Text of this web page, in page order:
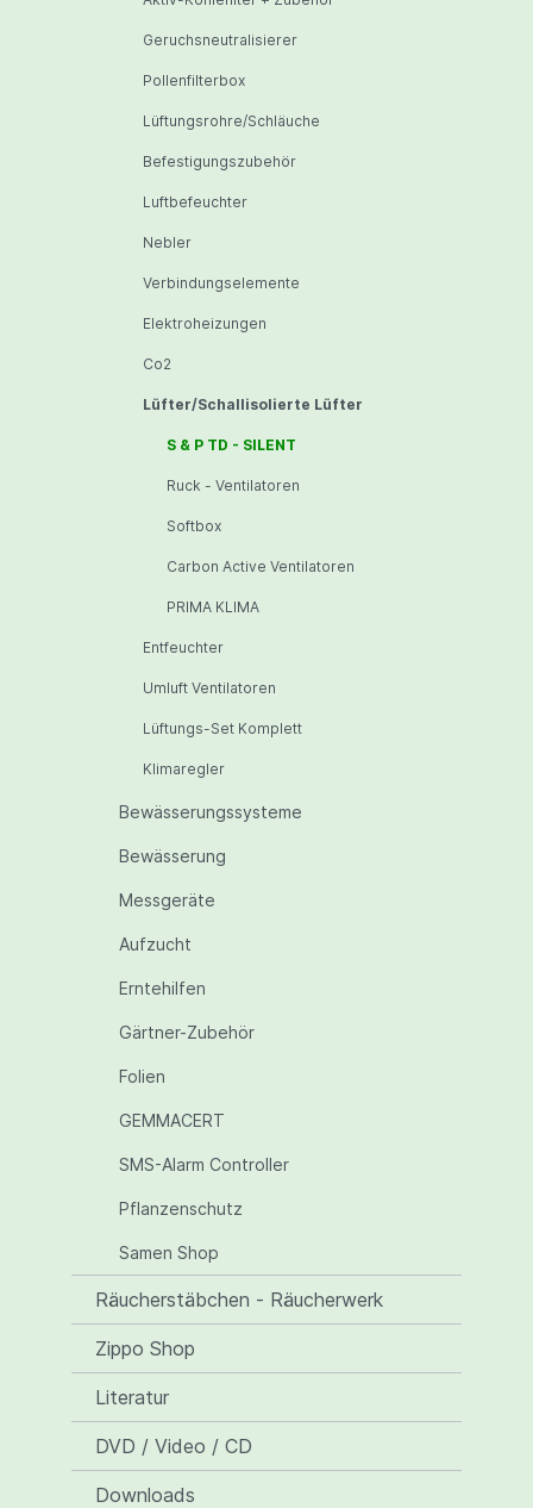
Geruchsneutralisierer
Pollenfilterbox
Lüftungsrohre/Schläuche
Befestigungszubehör
Luftbefeuchter
Nebler
Verbindungselemente
Elektroheizungen
Co2
Lüfter/Schallisolierte Lüfter
S & P TD - SILENT
Ruck - Ventilatoren
Softbox
Carbon Active Ventilatoren
PRIMA KLIMA
Entfeuchter
Umluft Ventilatoren
Lüftungs-Set Komplett
Klimaregler
Bewässerungssysteme
Bewässerung
Messgeräte
Aufzucht
Erntehilfen
Gärtner-Zubehör
Folien
GEMMACERT
SMS-Alarm Controller
Pflanzenschutz
Samen Shop
Räucherstäbchen - Räucherwerk
Zippo Shop
Literatur
DVD / Video / CD
Downloads